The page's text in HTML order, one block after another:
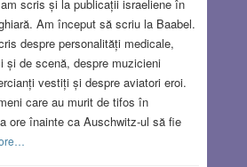
scris și la publicații israeliene în
Am început să scriu la Baabel.
despre personalități medicale,
și de scenă, despre muzicieni
vestiți și despre aviatori eroi.
care au murit de tifos în
ore înainte ca Auschwitz-ul să fie